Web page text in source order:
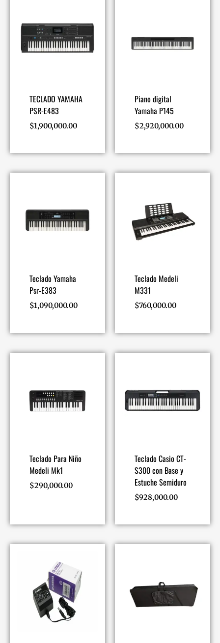
TECLADO YAMAHA
PSR-E483
$1,900,000.00
Piano digital
Yamaha P145
$2,920,000.00
Teclado Yamaha
Psr-E383
$1,090,000.00
Teclado Medeli
M331
$760,000.00
Teclado Para Niño
Medeli Mk1
$290,000.00
Teclado Casio CT-
S300 con Base y
Estuche Semiduro
$928,000.00